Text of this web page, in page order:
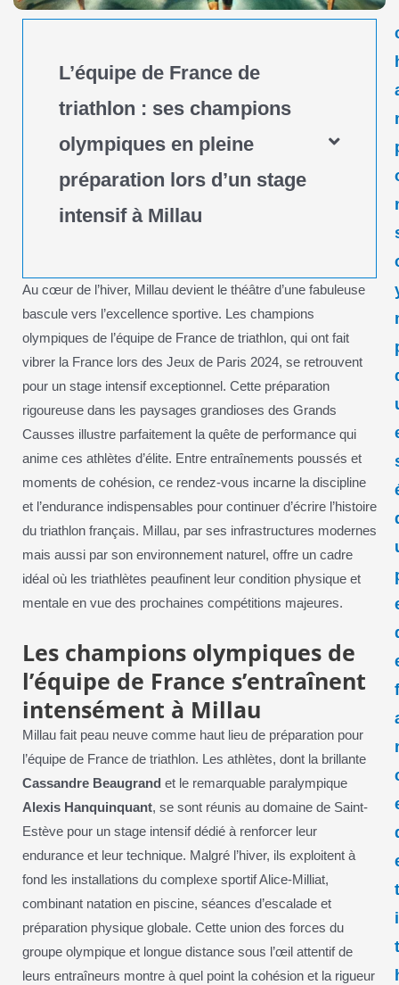
L’équipe de France de
triathlon : ses champions
olympiques en pleine
préparation lors d’un stage
intensif à Millau
Au cœur de l’hiver, Millau devient le théâtre d’une fabuleuse
bascule vers l’excellence sportive. Les champions
olympiques de l’équipe de France de triathlon, qui ont fait
vibrer la France lors des Jeux de Paris 2024, se retrouvent
pour un stage intensif exceptionnel. Cette préparation
rigoureuse dans les paysages grandioses des Grands
Causses illustre parfaitement la quête de performance qui
anime ces athlètes d’élite. Entre entraînements poussés et
moments de cohésion, ce rendez-vous incarne la discipline
et l’endurance indispensables pour continuer d’écrire l’histoire
du triathlon français. Millau, par ses infrastructures modernes
mais aussi par son environnement naturel, offre un cadre
idéal où les triathlètes peaufinent leur condition physique et
mentale en vue des prochaines compétitions majeures.
Les champions olympiques de
l’équipe de France s’entraînent
intensément à Millau
Millau fait peau neuve comme haut lieu de préparation pour
l’équipe de France de triathlon. Les athlètes, dont la brillante
Cassandre Beaugrand et le remarquable paralympique
Alexis Hanquinquant, se sont réunis au domaine de Saint-
Estève pour un stage intensif dédié à renforcer leur
endurance et leur technique. Malgré l’hiver, ils exploitent à
fond les installations du complexe sportif Alice-Milliat,
combinant natation en piscine, séances d’escalade et
préparation physique globale. Cette union des forces du
groupe olympique et longue distance sous l’œil attentif de
leurs entraîneurs montre à quel point la cohésion et la rigueur